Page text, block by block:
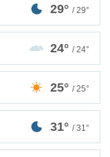
29° / 29°
24° / 24°
25° / 25°
31° / 31°